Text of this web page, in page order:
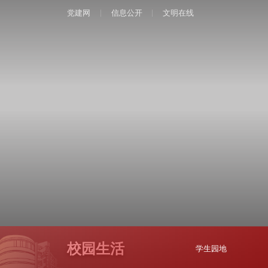
党建网 信息公开 文明在线
校园生活 学生园地